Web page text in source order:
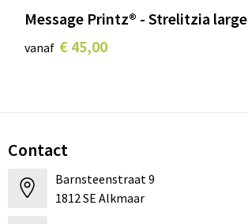
Message Printz® - Strelitzia large
vanaf € 45,00
Contact
Barnsteenstraat 9
1812 SE Alkmaar